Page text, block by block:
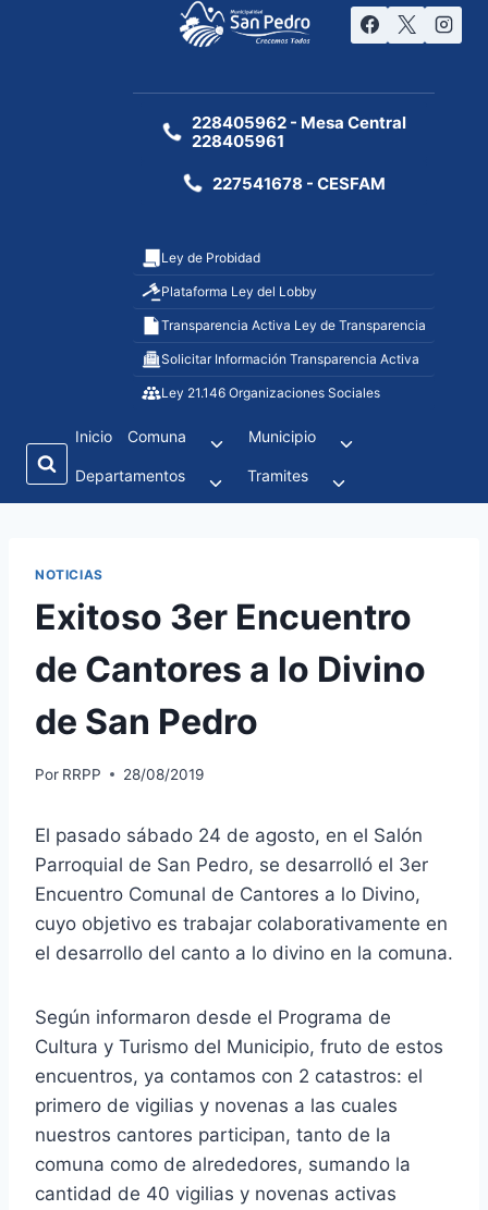
228405962 - Mesa Central
228405961
227541678 - CESFAM
Ley de Probidad
Plataforma Ley del Lobby
Transparencia Activa Ley de Transparencia
Solicitar Información Transparencia Activa
Ley 21.146 Organizaciones Sociales
Inicio Comuna Municipio
Departamentos Tramites
NOTICIAS
Exitoso 3er Encuentro
de Cantores a lo Divino
de San Pedro
Por RRPP 28/08/2019
El pasado sábado 24 de agosto, en el Salón
Parroquial de San Pedro, se desarrolló el 3er
Encuentro Comunal de Cantores a lo Divino,
cuyo objetivo es trabajar colaborativamente en
el desarrollo del canto a lo divino en la comuna.
Según informaron desde el Programa de
Cultura y Turismo del Municipio, fruto de estos
encuentros, ya contamos con 2 catastros: el
primero de vigilias y novenas a las cuales
nuestros cantores participan, tanto de la
comuna como de alrededores, sumando la
cantidad de 40 vigilias y novenas activas